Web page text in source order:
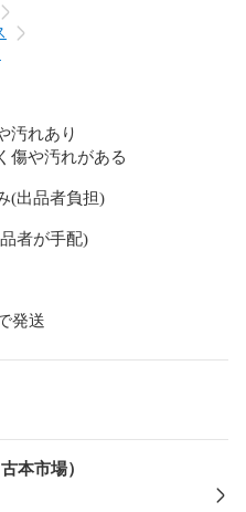
お受けできません。
ますが見落としにより完全
す。
未使用品』表記の商品にお
・伸びなどが若干生じる場
汚れあり
傷や汚れがある
(出品者負担)
者が手配)
発送
本市場）